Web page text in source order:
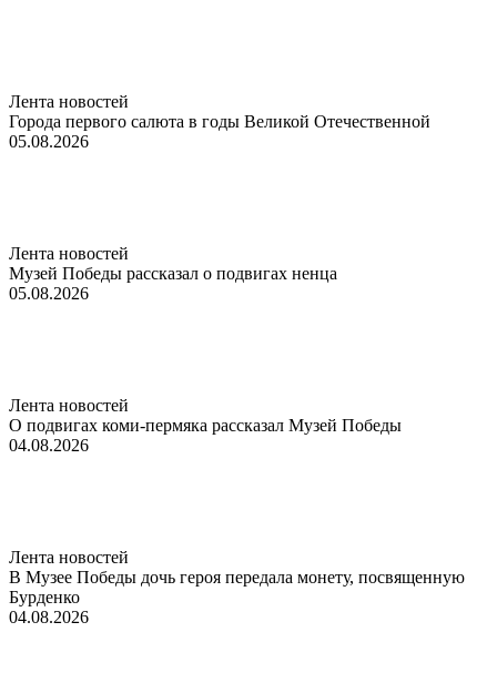
Лента новостей
Города первого салюта в годы Великой Отечественной
05.08.2026
Лента новостей
Музей Победы рассказал о подвигах ненца
05.08.2026
Лента новостей
О подвигах коми-пермяка рассказал Музей Победы
04.08.2026
Лента новостей
В Музее Победы дочь героя передала монету, посвященную
Бурденко
04.08.2026